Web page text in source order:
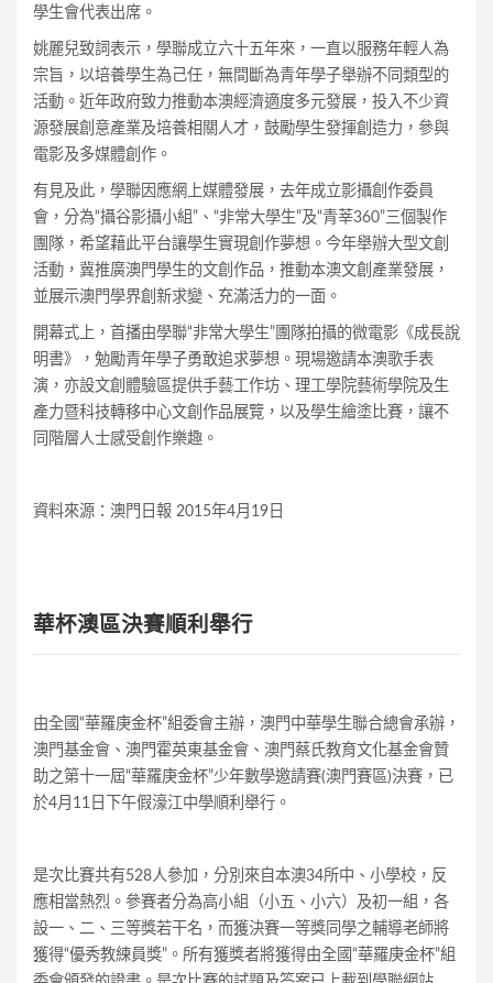
學生會代表出席。
姚麗兒致詞表示，學聯成立六十五年來，一直以服務年輕人為
宗旨，以培養學生為己任，無間斷為青年學子舉辦不同類型的
活動。近年政府致力推動本澳經濟適度多元發展，投入不少資
源發展創意產業及培養相關人才，鼓勵學生發揮創造力，參與
電影及多媒體創作。
有見及此，學聯因應網上媒體發展，去年成立影攝創作委員
會，分為“攝谷影攝小組”、“非常大學生”及“青莘360”三個製作
團隊，希望藉此平台讓學生實現創作夢想。今年舉辦大型文創
活動，冀推廣澳門學生的文創作品，推動本澳文創產業發展，
並展示澳門學界創新求變、充滿活力的一面。
開幕式上，首播由學聯“非常大學生”團隊拍攝的微電影《成長說
明書》，勉勵青年學子勇敢追求夢想。現場邀請本澳歌手表
演，亦設文創體驗區提供手藝工作坊、理工學院藝術學院及生
產力暨科技轉移中心文創作品展覽，以及學生繪塗比賽，讓不
同階層人士感受創作樂趣。
資料來源：澳門日報 2015年4月19日
華杯澳區決賽順利舉行
由全國“華羅庚金杯”組委會主辦，澳門中華學生聯合總會承辦，
澳門基金會、澳門霍英東基金會、澳門蔡氏教育文化基金會贊
助之第十一屆“華羅庚金杯”少年數學邀請賽(澳門賽區)決賽，已
於4月11日下午假濠江中學順利舉行。
是次比賽共有528人參加，分別來自本澳34所中、小學校，反
應相當熱烈。參賽者分為高小組（小五、小六）及初一組，各
設一、二、三等獎若干名，而獲決賽一等獎同學之輔導老師將
獲得“優秀教練員獎”。所有獲獎者將獲得由全國“華羅庚金杯”組